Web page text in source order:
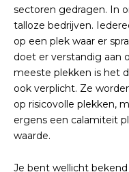
sectoren gedragen. In
talloze bedrijven.
op een plek waar er
doet er verstandig aan
meeste plekken is het
ook verplicht. Ze
op risicovolle plekken,
ergens een calamiteit
waarde.
Je bent wellicht